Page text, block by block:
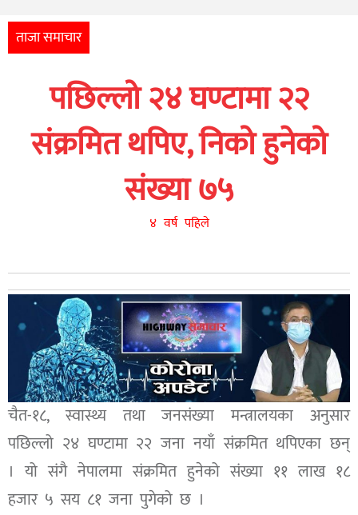
आर्थिक
नेपाली
युनिकोड
ताजा समाचार
पछिल्लो २४ घण्टामा २२
संक्रमित थपिए, निको हुनेको
संख्या ७५
४ वर्ष पहिले
चैत-१८, स्वास्थ्य तथा जनसंख्या मन्त्रालयका अनुसार
पछिल्लो २४ घण्टामा २२ जना नयाँ संक्रमित थपिएका छन्
। यो संगै नेपालमा संक्रमित हुनेको संख्या ११ लाख १८
हजार ५ सय ८१ जना पुगेको छ ।